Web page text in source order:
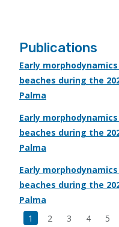
Publications
Early
beaches during the
Palma
Early
beaches during the
Palma
Early
beaches during the
Palma
Página
1 Page
2 Page
3 Page
4 5